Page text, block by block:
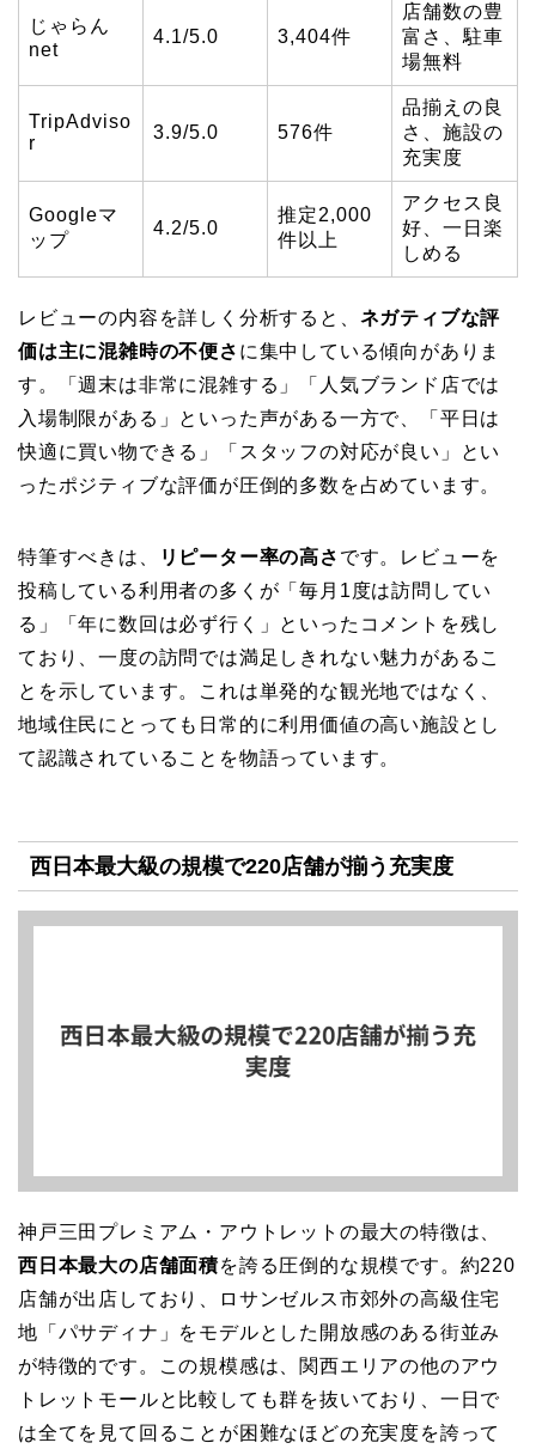
じゃらん
net
4.1/5.0 3,404件
店舗数の豊
富さ、駐車
場無料
TripAdviso
r
3.9/5.0 576件
品揃えの良
さ、施設の
充実度
Googleマ
ップ
4.2/5.0
推定2,000
件以上
アクセス良
好、一日楽
しめる
レビューの内容を詳しく分析すると、 ネガティブな評
価は主に混雑時の不便さ に集中している傾向がありま
す。「週末は非常に混雑する」「人気ブランド店では
入場制限がある」といった声がある一方で、「平日は
快適に買い物できる」「スタッフの対応が良い」とい
ったポジティブな評価が圧倒的多数を占めています。
特筆すべきは、 リピーター率の高さ です。レビューを
投稿している利用者の多くが「毎月1度は訪問してい
る」「年に数回は必ず行く」といったコメントを残し
ており、一度の訪問では満足しきれない魅力があるこ
とを示しています。これは単発的な観光地ではなく、
地域住民にとっても日常的に利用価値の高い施設とし
て認識されていることを物語っています。
西日本最大級の規模で220店舗が揃う充実度
神戸三田プレミアム・アウトレットの最大の特徴は、
西日本最大の店舗面積を誇る圧倒的な規模です。約220
店舗が出店しており、ロサンゼルス市郊外の高級住宅
地「パサディナ」をモデルとした開放感のある街並み
が特徴的です。この規模感は、関西エリアの他のアウ
トレットモールと比較しても群を抜いており、一日で
は全てを見て回ることが困難なほどの充実度を誇って